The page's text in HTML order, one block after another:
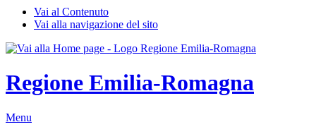
Vai al Contenuto
Vai alla navigazione del sito
Regione Emilia-Romagna
Menu